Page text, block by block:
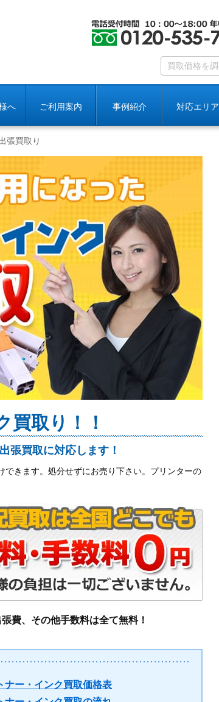
へ ご利用案内 事例紹介 対応エリア
張買取り
買取り！！
張買取に対応します！
きます。処分せずにお売り下さい。プリンターの
費、その他手数料は全て無料！
トナー・インク買取価格表